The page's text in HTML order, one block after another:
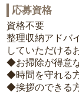
応募資格
資格不要
整理収納アドバ
していただける
◆お掃除が得意
◆時間を守れる
◆挨拶のできる